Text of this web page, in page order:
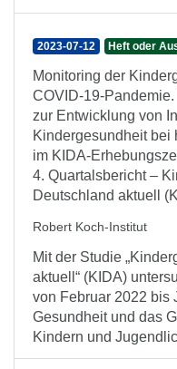
2023-07-12 Heft oder
Monitoring der
COVID-19-
zur Entwicklung von
Kindergesundheit bei
im KIDA-
4. Quartalsbericht –
Deutschland aktuell
Robert Koch-Institut
Mit der Studie
aktuell“ (KIDA)
von Februar 2022 bis
Gesundheit und das
Kindern und